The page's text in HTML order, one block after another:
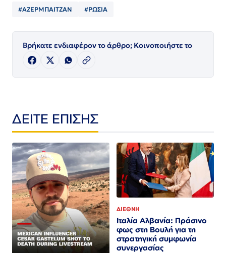
#ΑΖΕΡΜΠΑΙΤΖΑΝ #ΡΩΣΙΑ
Βρήκατε ενδιαφέρον το άρθρο; Κοινοποιήστε το
ΔΕΙΤΕ ΕΠΙΣΗΣ
ΔΙΕΘΝΗ
Ιταλία Αλβανία: Πράσινο
φως στη Βουλή για τη
στρατηγική συμφωνία
συνεργασίας